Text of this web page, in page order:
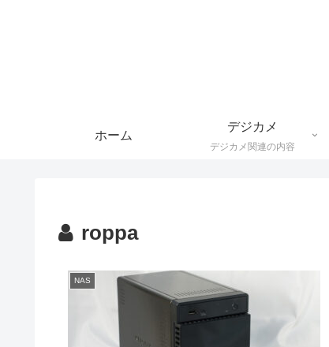
ホーム
デジカメ
デジカメ関連の内容
roppa
NAS